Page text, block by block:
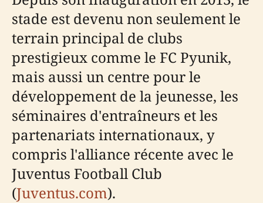
stade est devenu non seulement le
terrain principal de clubs
prestigieux comme le FC Pyunik,
mais aussi un centre pour le
développement de la jeunesse, les
séminaires d'entraîneurs et les
partenariats internationaux, y
compris l'alliance récente avec le
Juventus Football Club
(Juventus.com).